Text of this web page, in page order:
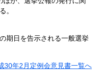
。
期日を告示される一般選挙
30年2月定例会意見書一覧へ